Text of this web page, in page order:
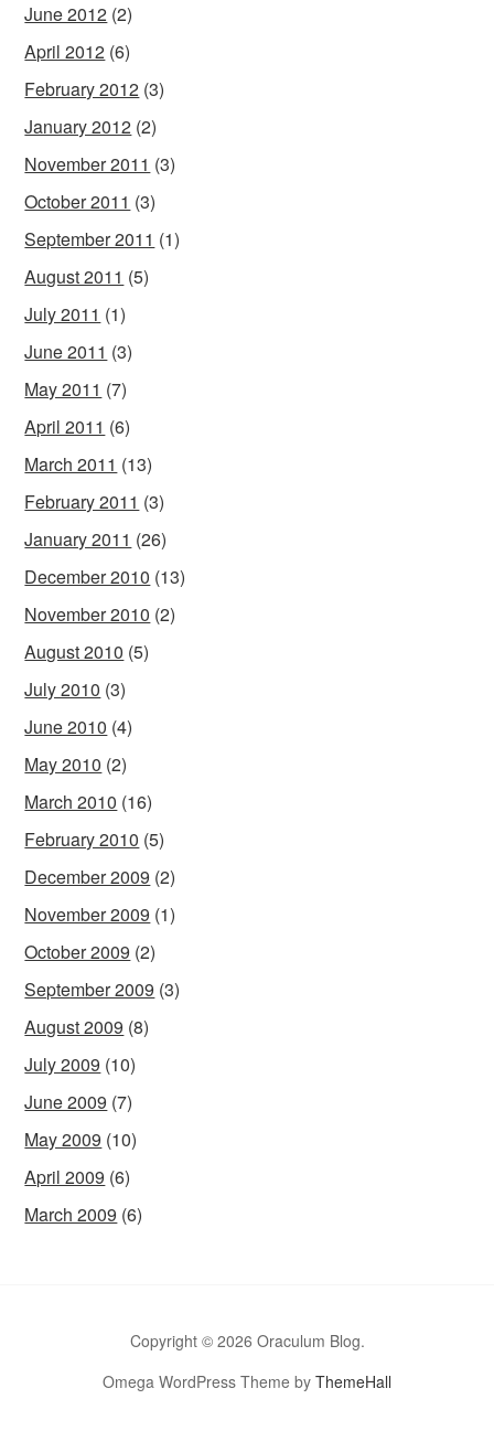
June 2012 (2)
April 2012 (6)
February 2012 (3)
January 2012 (2)
November 2011 (3)
October 2011 (3)
September 2011 (1)
August 2011 (5)
July 2011 (1)
June 2011 (3)
May 2011 (7)
April 2011 (6)
March 2011 (13)
February 2011 (3)
January 2011 (26)
December 2010 (13)
November 2010 (2)
August 2010 (5)
July 2010 (3)
June 2010 (4)
May 2010 (2)
March 2010 (16)
February 2010 (5)
December 2009 (2)
November 2009 (1)
October 2009 (2)
September 2009 (3)
August 2009 (8)
July 2009 (10)
June 2009 (7)
May 2009 (10)
April 2009 (6)
March 2009 (6)
Copyright © 2026 Oraculum Blog.
Omega WordPress Theme by ThemeHall